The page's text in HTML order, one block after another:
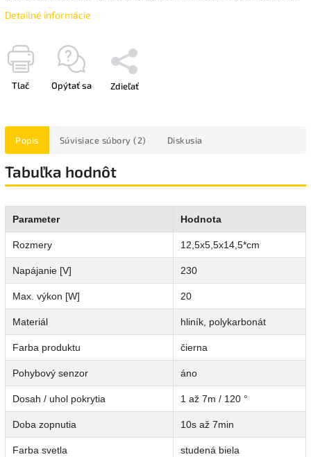
Detailné informácie
Tlač Opýtať sa Zdieľať
Popis Súvisiace súbory (2) Diskusia
Tabuľka hodnôt
Parameter Hodnota
Rozmery 12,5x5,5x14,5*cm
Napájanie [V] 230
Max. výkon [W] 20
Materiál hliník, polykarbonát
Farba produktu čierna
Pohybový senzor áno
Dosah / uhol pokrytia 1 až 7m / 120 °
Doba zopnutia 10s až 7min
Farba svetla studená biela